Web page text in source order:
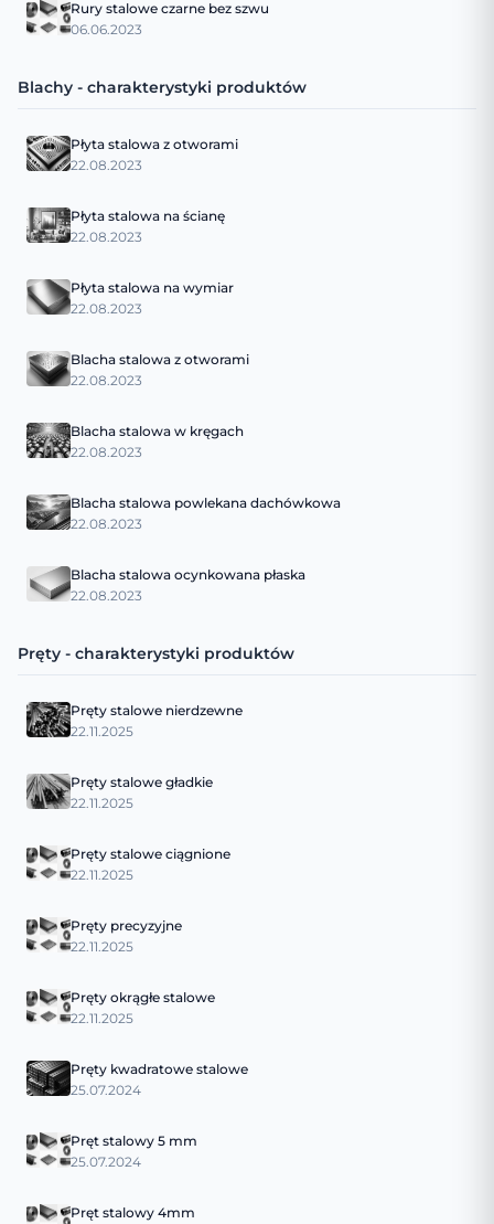
Rury stalowe czarne bez szwu
06.06.2023
Blachy - charakterystyki produktów
Płyta stalowa z otworami
22.08.2023
Płyta stalowa na ścianę
22.08.2023
Płyta stalowa na wymiar
22.08.2023
Blacha stalowa z otworami
22.08.2023
Blacha stalowa w kręgach
22.08.2023
Blacha stalowa powlekana dachówkowa
22.08.2023
Blacha stalowa ocynkowana płaska
22.08.2023
Pręty - charakterystyki produktów
Pręty stalowe nierdzewne
22.11.2025
Pręty stalowe gładkie
22.11.2025
Pręty stalowe ciągnione
22.11.2025
Pręty precyzyjne
22.11.2025
Pręty okrągłe stalowe
22.11.2025
Pręty kwadratowe stalowe
25.07.2024
Pręt stalowy 5 mm
25.07.2024
Pręt stalowy 4mm